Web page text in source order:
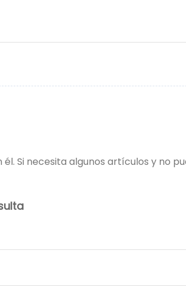
Si necesita algunos artículos y no